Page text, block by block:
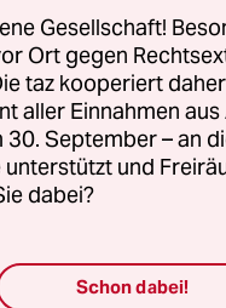
in wenigen
mit dem
Weil die
lag es
Gesellschaft!
Ort gegen
taz kooperiert
aller Einnahmen
30. September – an
und
dabei?
Schon dabei!